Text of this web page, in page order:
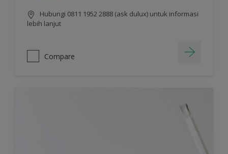
Hubungi 0811 1952 2888 (ask dulux) untuk informasi
lebih lanjut
Compare